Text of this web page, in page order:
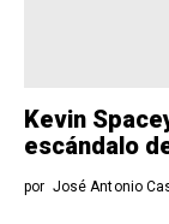
Kevin
escándalo
por José Antonio